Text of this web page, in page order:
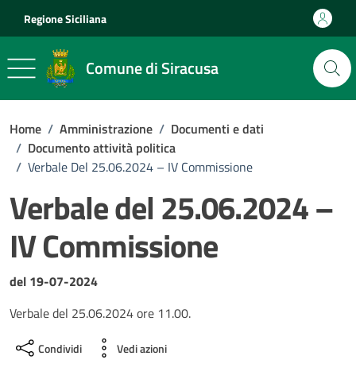
Regione Siciliana
Comune di Siracusa
Home / Amministrazione / Documenti e dati
/ Documento attività politica
/ Verbale Del 25.06.2024 – IV Commissione
Verbale del 25.06.2024 –
IV Commissione
Dettagli del documento
del 19-07-2024
Verbale del 25.06.2024 ore 11.00.
Condividi Vedi azioni